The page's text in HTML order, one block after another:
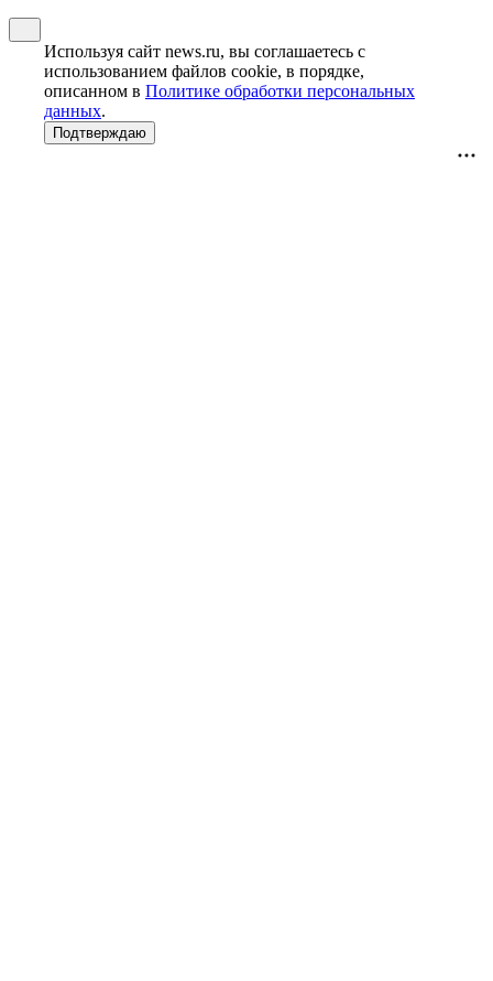
Используя сайт news.ru, вы соглашаетесь с
использованием файлов cookie, в порядке,
описанном в Политике обработки персональных
данных.
Подтверждаю